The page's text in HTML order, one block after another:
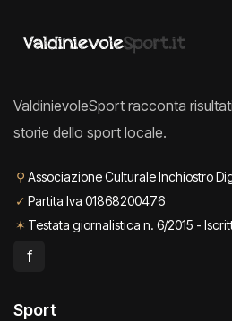
ValdinievoleSport racconta
storie dello sport locale.
⚲ Associazione Culturale Inchiostro
✓ Partita Iva 01868200476
✶ Testata giornalistica n. 6/2015 -
f
Sport